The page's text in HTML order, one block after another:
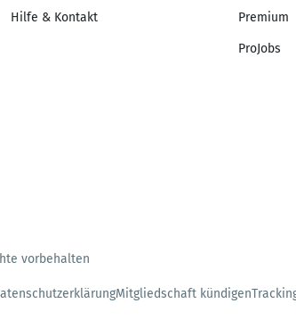
Hilfe & Kontakt Premium
ProJobs
vorbehalten
Mitgliedschaft kündigen